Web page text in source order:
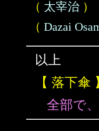
（ 太宰治 ）
（ Dazai
以上
【 落下傘
全部で